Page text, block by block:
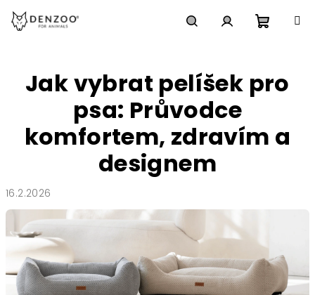
na
obsah
košík
Jak vybrat pelíšek pro
psa: Průvodce
komfortem, zdravím a
designem
16.2.2026